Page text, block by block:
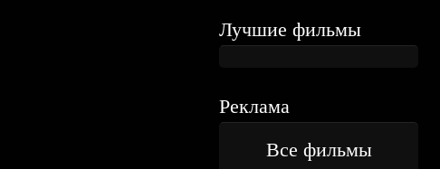
Лучшие фильмы
Реклама
Все фильмы